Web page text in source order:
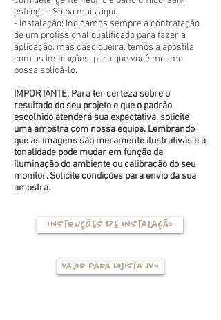
esfregar. Saiba mais aqui.
- Instalação: Indicamos sempre a contratação
de um profissional qualificado para fazer a
aplicação, mas caso queira, temos a apostila
com as instruções, para que você mesmo
possa aplicá-lo.
IMPORTANTE: Para ter certeza sobre o
resultado do seu projeto e que o padrão
escolhido atenderá sua expectativa, solicite
uma amostra com nossa equipe. Lembrando
que as imagens são meramente ilustrativas e a
tonalidade pode mudar em função da
iluminação do ambiente ou calibração do seu
monitor. Solicite condições para envio da sua
amostra.
Instruções de instalação
Valor para Lojista JVN